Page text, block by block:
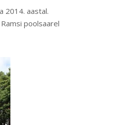
2014. aastal.
poolsaarel